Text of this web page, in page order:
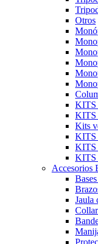
Otros
KITS
KITS
Kits
KITS
KITS
KITS
Accesorios
Jaula